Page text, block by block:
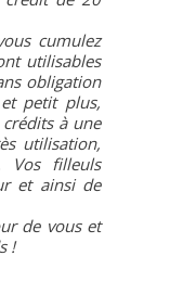
cumulez
utilisables
obligation
petit plus,
à une
utilisation,
Vos filleuls
et ainsi de
de vous et
!